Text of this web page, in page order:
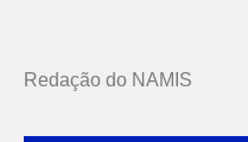
Redação do NAMIS